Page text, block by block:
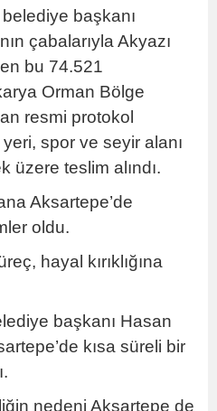
başkanı
çabalarıyla Akyazı
bu 74.521
Orman Bölge
resmi protokol
spor ve seyir alanı
üzere teslim alındı.
Aksartepe’de
oldu.
hayal kırıklığına
başkanı Hasan
kısa süreli bir
nedeni Aksartepe de